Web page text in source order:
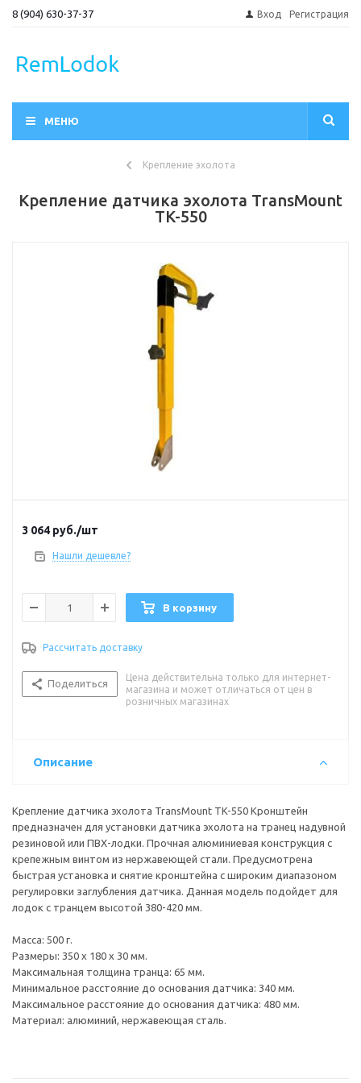
8 (904) 630-37-37 Вход Регистрация
МЕНЮ
Крепление эхолота
Крепление датчика эхолота TransMount
TK-550
3 064 руб./шт
Нашли дешевле?
В корзину
Рассчитать доставку
Поделиться
Цена действительна только для интернет-
магазина и может отличаться от цен в
розничных магазинах
Описание
Крепление датчика эхолота TransMount TK-550 Кронштейн
предназначен для установки датчика эхолота на транец надувной
резиновой или ПВХ-лодки. Прочная алюминиевая конструкция с
крепежным винтом из нержавеющей стали. Предусмотрена
быстрая установка и снятие кронштейна с широким диапазоном
регулировки заглубления датчика. Данная модель подойдет для
лодок с транцем высотой 380-420 мм.
Масса: 500 г.
Размеры: 350 х 180 х 30 мм.
Максимальная толщина транца: 65 мм.
Минимальное расстояние до основания датчика: 340 мм.
Максимальное расстояние до основания датчика: 480 мм.
Материал: алюминий, нержавеющая сталь.